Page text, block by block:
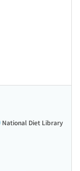
National Diet Library